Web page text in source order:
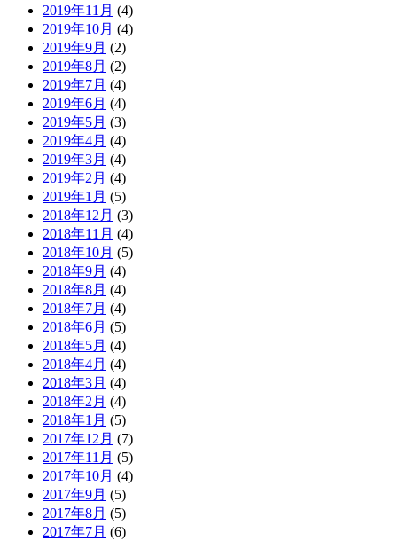
2019年11月 (4)
2019年10月 (4)
2019年9月 (2)
2019年8月 (2)
2019年7月 (4)
2019年6月 (4)
2019年5月 (3)
2019年4月 (4)
2019年3月 (4)
2019年2月 (4)
2019年1月 (5)
2018年12月 (3)
2018年11月 (4)
2018年10月 (5)
2018年9月 (4)
2018年8月 (4)
2018年7月 (4)
2018年6月 (5)
2018年5月 (4)
2018年4月 (4)
2018年3月 (4)
2018年2月 (4)
2018年1月 (5)
2017年12月 (7)
2017年11月 (5)
2017年10月 (4)
2017年9月 (5)
2017年8月 (5)
2017年7月 (6)